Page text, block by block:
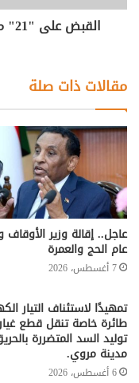
مقالات ذات صلة
عاجل.. إقالة وزير الأوقاف
عام الحج والعمرة
7 أغسطس، 2026
تمهيدًا لاستئناف التيار
طائرة خاصة تنقل قطع
توليد السد المتضررة
مدينة مروي.
6 أغسطس، 2026